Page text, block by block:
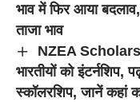
भाव में फिर आया
ताजा भाव
NZEA
भारतीयों को
स्कॉलरशिप, जानें कहां